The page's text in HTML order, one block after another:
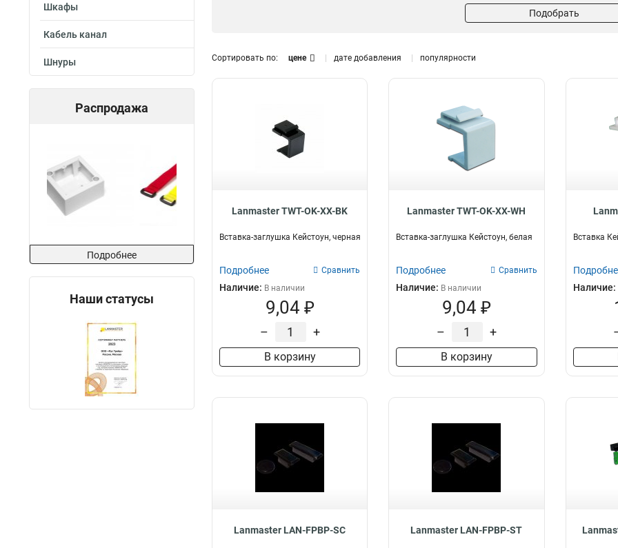
Шкафы
Кабель канал
Шнуры
Распродажа
Подробнее
Наши статусы
Патч-корд 536
Белый 61
кат6A 4
кат5E 29 TWT 261
Технология Размер Схема
Подобрать
Сортировать по: цене дате добавления популярности
Lanmaster TWT-OK-XX-BK
Вставка-заглушка Кейстоун, черная
Подробнее Сравнить
Наличие: В наличии
9,04 ₽
– +
В корзину
Lanmaster TWT-OK-XX-WH
Вставка-заглушка Кейстоун, белая
Подробнее Сравнить
Наличие: В наличии
9,04 ₽
– +
В корзину
Вставка
Наличие:
Lanmaster LAN-FPBP-SC Lanmaster LAN-FPBP-ST